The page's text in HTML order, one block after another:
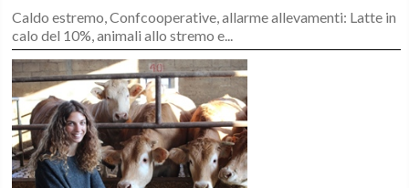
Caldo estremo, Confcooperative, allarme allevamenti: Latte in
calo del 10%, animali allo stremo e...